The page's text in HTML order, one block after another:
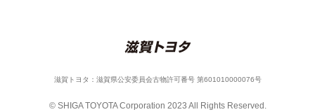
滋賀トヨタ：滋賀県公安委員会古物許可番号 第601010000076号
© SHIGA TOYOTA Corporation 2023 All Rights Reserved.